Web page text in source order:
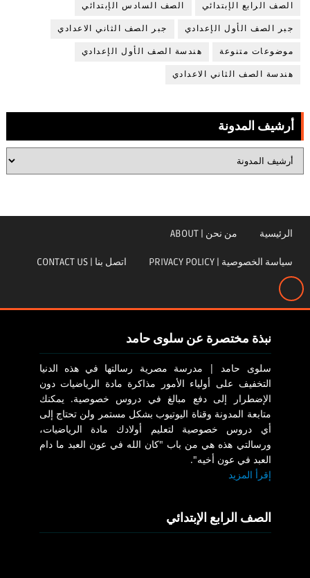
الصف الرابع الإبتدائي الصف السادس الإبتدائي
جبر الصف الأول الإعدادي جبر الصف الثاني الاعدادي
موضوعات متنوعة هندسة الصف الأول الإعدادي
هندسة الصف الثاني الاعدادي
أرشيف المدونة
الرئيسية من نحن | ABOUT
سياسة الخصوصية | PRIVACY POLICY اتصل بنا | CONTACT US
نبذة مختصرة عن سلوى حامد
سلوى حامد | مدرسة مصرية رسالتها في هذه الدنيا
التخفيف على أولياء الأمور مذاكرة مادة الرياضيات دون
الإضطرار إلى دفع مبالغ في دروس خصوصية. يمكنك
متابعة المدونة وقناة اليوتيوب بشكل مستمر ولن تحتاج إلى
أي دروس خصوصية لتعليم أولادك مادة الرياضيات،
ورسالتي هذه هي من باب "كان الله في عون العبد ما دام
العبد في عون أخيه".
إقرأ المزيد
الصف الرابع الإبتدائي